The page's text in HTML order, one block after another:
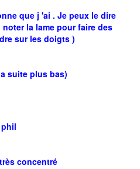
que j 'ai . Je peux le dire
la lame pour faire des
sur les doigts )
suite plus bas)
phil
concentré